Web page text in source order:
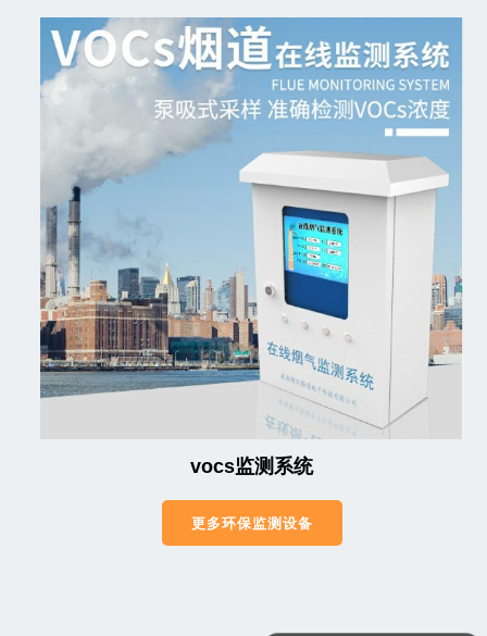
vocs监测系统
更多环保监测设备